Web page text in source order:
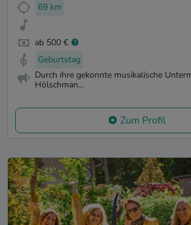
69 km
ab 500 €
Geburtstag
Durch ihre gekonnte musikalische
Hölschman...
Zum Profil